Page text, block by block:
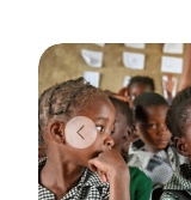
Previous